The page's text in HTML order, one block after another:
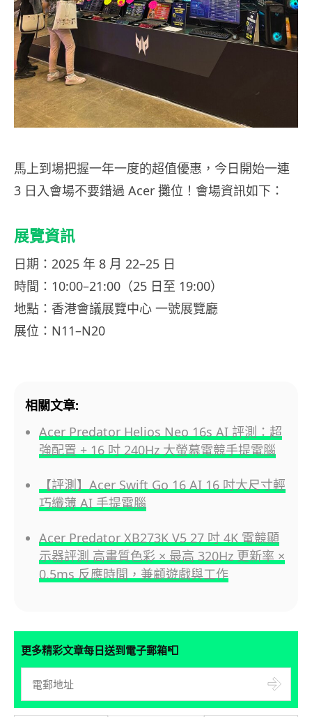
馬上到場把握一年一度的超值優惠，今日開始一連
3 日入會場不要錯過 Acer 攤位！會場資訊如下：
展覽資訊
日期：2025 年 8 月 22–25 日
時間：10:00–21:00（25 日至 19:00）
地點：香港會議展覽中心 一號展覽廳
展位：N11–N20
相關文章:
Acer Predator Helios Neo 16s AI 評測：超
強配置 + 16 吋 240Hz 大螢幕電競手提電腦
【評測】Acer Swift Go 16 AI 16 吋大尺寸輕
巧纖薄 AI 手提電腦
Acer Predator XB273K V5 27 吋 4K 電競顯
示器評測 高畫質色彩 × 最高 320Hz 更新率 ×
0.5ms 反應時間，兼顧遊戲與工作
更多精彩文章每日送到電子郵箱📮